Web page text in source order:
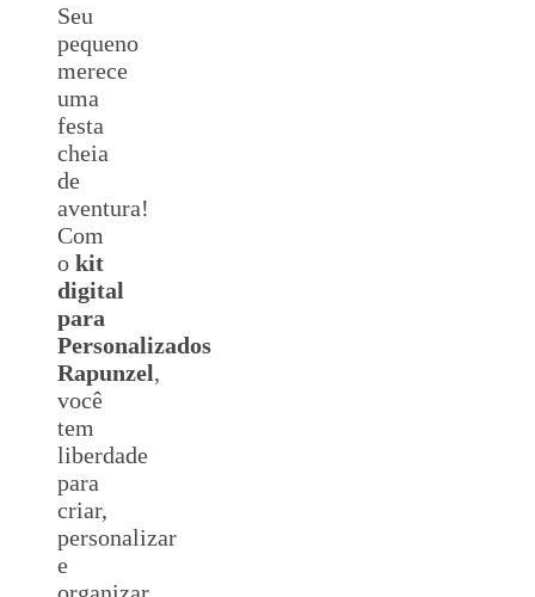
Seu
pequeno
merece
uma
festa
cheia
de
aventura!
Com
o kit
digital
para
Personalizados
Rapunzel,
você
tem
liberdade
para
criar,
personalizar
e